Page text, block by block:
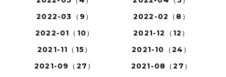
2022-03（9）
2022-02（8）
2022-01（10）
2021-12（12）
2021-11（15）
2021-10（24）
2021-09（27）
2021-08（27）